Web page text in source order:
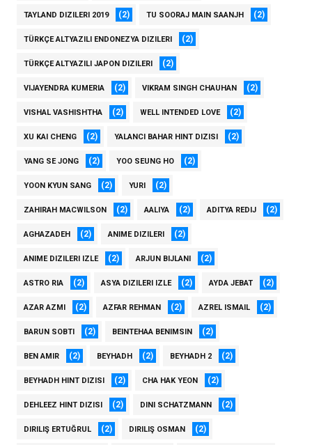
TAYLAND DIZILERI 2019 (2) TU SOORAJ MAIN SAANJH (2)
TÜRKÇE ALTYAZILI ENDONEZYA DIZILERI (2)
TÜRKÇE ALTYAZILI JAPON DIZILERI (2)
VIJAYENDRA KUMERIA (2) VIKRAM SINGH CHAUHAN (2)
VISHAL VASHISHTHA (2) WELL INTENDED LOVE (2)
XU KAI CHENG (2) YALANCI BAHAR HINT DIZISI (2)
YANG SE JONG (2) YOO SEUNG HO (2)
YOON KYUN SANG (2) YURI (2)
ZAHIRAH MACWILSON (2) AALIYA (2) ADITYA REDIJ (2)
AGHAZADEH (2) ANIME DIZILERI (2)
ANIME DIZILERI IZLE (2) ARJUN BIJLANI (2)
ASTRO RIA (2) ASYA DIZILERI IZLE (2) AYDA JEBAT (2)
AZAR AZMI (2) AZFAR REHMAN (2) AZREL ISMAIL (2)
BARUN SOBTI (2) BEINTEHAA BENIMSIN (2)
BEN AMIR (2) BEYHADH (2) BEYHADH 2 (2)
BEYHADH HINT DIZISI (2) CHA HAK YEON (2)
DEHLEEZ HINT DIZISI (2) DINI SCHATZMANN (2)
DIRILIŞ ERTUĞRUL (2) DIRILIŞ OSMAN (2)